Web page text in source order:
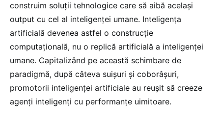
construim soluții tehnologice care să aibă același
output cu cel al inteligenței umane. Inteligența
artificială devenea astfel o construcție
computațională, nu o replică artificială a inteligenței
umane. Capitalizând pe această schimbare de
paradigmă, după câteva suișuri și coborâșuri,
promotorii inteligenței artificiale au reușit să creeze
agenți inteligenți cu performanțe uimitoare.